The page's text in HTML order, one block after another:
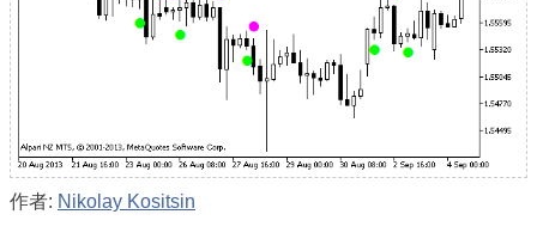
作者: Nikolay Kositsin